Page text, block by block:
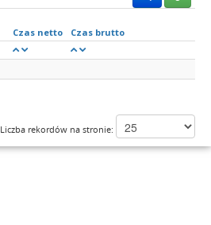
Czas netto Czas brutto
Liczba rekordów na stronie: